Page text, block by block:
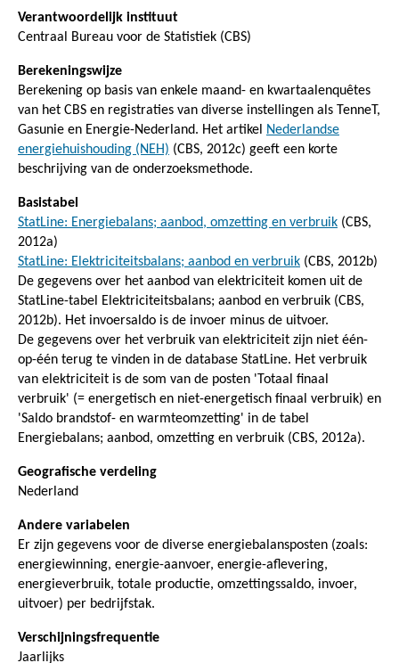
Verantwoordelijk instituut
Centraal Bureau voor de Statistiek (CBS)
Berekeningswijze
Berekening op basis van enkele maand- en kwartaalenquêtes
van het CBS en registraties van diverse instellingen als TenneT,
Gasunie en Energie-Nederland. Het artikel
Nederlandse
energiehuishouding (NEH) (CBS, 2012c) geeft een korte
beschrijving van de onderzoeksmethode.
Basistabel
StatLine: Energiebalans; aanbod, omzetting en verbruik (CBS,
2012a)
StatLine: Elektriciteitsbalans; aanbod en verbruik (CBS, 2012b)
De gegevens over het aanbod van elektriciteit komen uit de
StatLine-tabel Elektriciteitsbalans; aanbod en verbruik (CBS,
2012b). Het invoersaldo is de invoer minus de uitvoer.
De gegevens over het verbruik van elektriciteit zijn niet één-
op-één terug te vinden in de database StatLine. Het verbruik
van elektriciteit is de som van de posten 'Totaal finaal
verbruik' (= energetisch en niet-energetisch finaal verbruik) en
'Saldo brandstof- en warmteomzetting' in de tabel
Energiebalans; aanbod, omzetting en verbruik (CBS, 2012a).
Geografische verdeling
Nederland
Andere variabelen
Er zijn gegevens voor de diverse energiebalansposten (zoals:
energiewinning, energie-aanvoer, energie-aflevering,
energieverbruik, totale productie, omzettingssaldo, invoer,
uitvoer) per bedrijfstak.
Verschijningsfrequentie
Jaarlijks